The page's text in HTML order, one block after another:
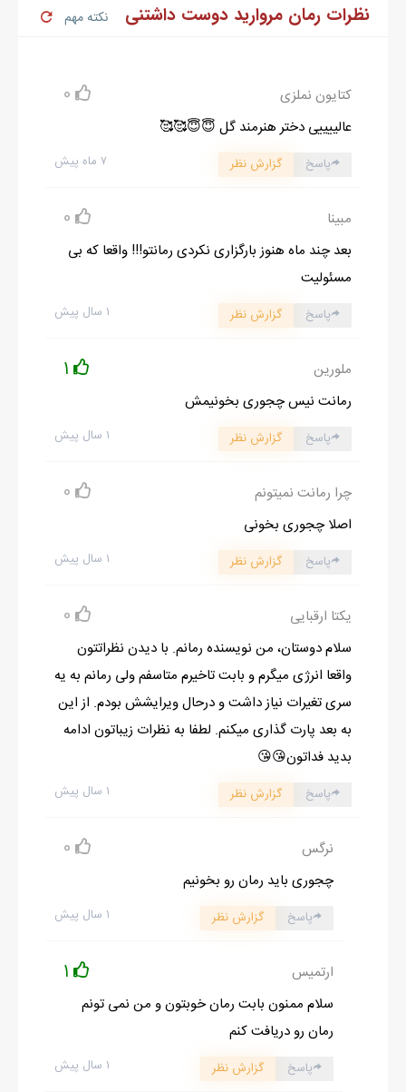
نظرات رمان مروارید دوست داشتنی نکته مهم
کتایون نملزی 0
عالییییی دختر هنرمند گل 😇😇🥰🥰
۷ ماه پیش پاسخ گزارش نظر
مبینا 0
بعد چند ماه هنوز بارگزاری نکردی رمانتو!!! واقعا که بی
مسئولیت
۱ سال پیش پاسخ گزارش نظر
ملورین 1
رمانت نیس چجوری بخونیمش
۱ سال پیش پاسخ گزارش نظر
چرا رمانت نمیتونم 0
اصلا چجوری بخونی
۱ سال پیش پاسخ گزارش نظر
یکتا ارقبایی 0
سلام دوستان، من نویسنده رمانم. با دیدن نظراتتون
واقعا انرژی میگرم و بابت تاخیرم متاسفم ولی رمانم به یه
سری تغیرات نیاز داشت و درحال ویرایشش بودم. از این
به بعد پارت گذاری میکنم. لطفا به نظرات زیباتون ادامه
بدید فداتون😘😘
۱ سال پیش پاسخ گزارش نظر
نرگس 0
چجوری باید رمان رو بخونیم
۱ سال پیش پاسخ گزارش نظر
ارتمیس 1
سلام ممنون بابت رمان خوبتون و من نمی تونم
رمان رو دریافت کنم
۱ سال پیش پاسخ گزارش نظر